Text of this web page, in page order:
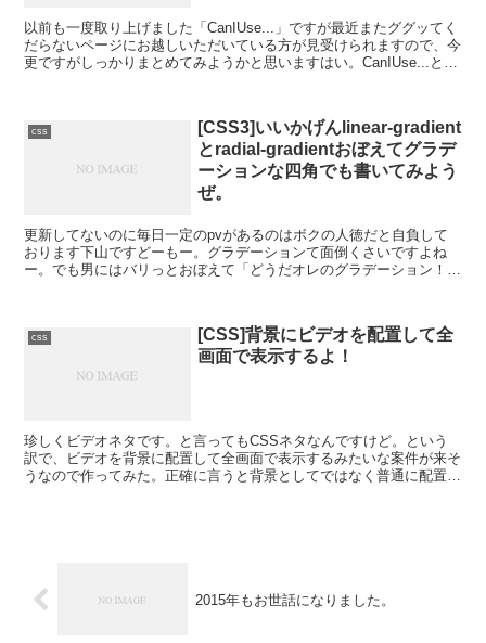
以前も一度取り上げました「CanIUse...」ですが最近またググッてく
だらないページにお越しいただいている方が見受けられますので、今
更ですがしっかりまとめてみようかと思いますはい。CanIUse...とは
css
[CSS3]いいかげんlinear-gradient
とradial-gradientおぼえてグラデ
ーションな四角でも書いてみよう
ぜ。
更新してないのに毎日一定のpvがあるのはボクの人徳だと自負して
おります下山ですどーもー。グラデーションて面倒くさいですよね
ー。でも男にはバリっとおぼえて「どうだオレのグラデーション！ス
css
[CSS]背景にビデオを配置して全
画面で表示するよ！
珍しくビデオネタです。と言ってもCSSネタなんですけど。という
訳で、ビデオを背景に配置して全画面で表示するみたいな案件が来そ
うなので作ってみた。正確に言うと背景としてではなく普通に配置し
2015年もお世話になりました。